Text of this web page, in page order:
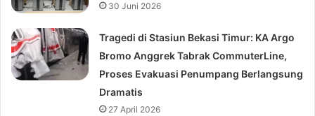
30 Juni 2026
Tragedi di Stasiun Bekasi Timur: KA Argo
Bromo Anggrek Tabrak CommuterLine,
Proses Evakuasi Penumpang Berlangsung
Dramatis
27 April 2026